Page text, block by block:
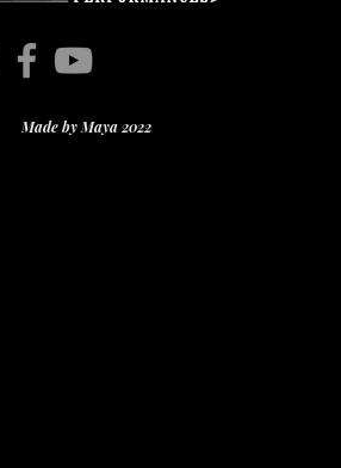
Made by Maya 2022